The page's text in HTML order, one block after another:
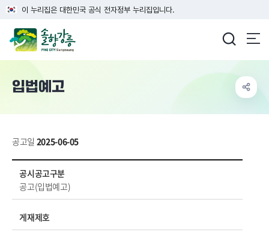
이 누리집은 대한민국 공식 전자정부 누리집입니다.
입법예고
공고일 2025-06-05
공시공고구분
공고(입법예고)
게재제호